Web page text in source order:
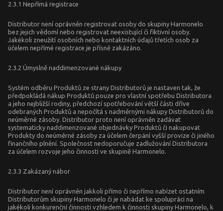
2.3.1 Nepřímá registrace
Distributor není oprávněn registrovat osoby do skupiny Harmonelo
bez jejich vědomí nebo registrovat neexistující či fiktivní osoby.
Jakékoli zneužití osobních nebo kontaktních údajů třetích osob za
účelem nepřímé registrace je přísně zakázáno.
2.3.2 Úmyslně naddimenzované nákupy
Systém odběru Produktů ze strany Distributorů je nastaven tak, že
předpokládá nákup Produktů pouze pro vlastní spotřebu Distributora
a jeho nejbližší rodiny, předchozí spotřebování větší části dříve
odebraných Produktů a nepočítá s nadměrnými nákupy Distributorů do
neúměrné zásoby. Distributor proto není oprávněn zadávat
systematicky naddimenzované objednávky Produktů či nakupovat
Produkty do neúměrné zásoby za účelem čerpání vyšší provize či jiného
finančního plnění. Společnost nedoporučuje zadlužování Distributora
za účelem rozvoje jeho činnosti ve skupině Harmonelo.
2.3.3 Zakázaný nábor
Distributor není oprávněn jakkoli přímo či nepřímo nabízet ostatním
Distributorům skupiny Harmonelo či je nabádat ke spolupráci na
jakékoli konkurenční činnosti vzhledem k činnosti skupiny Harmonelo, k